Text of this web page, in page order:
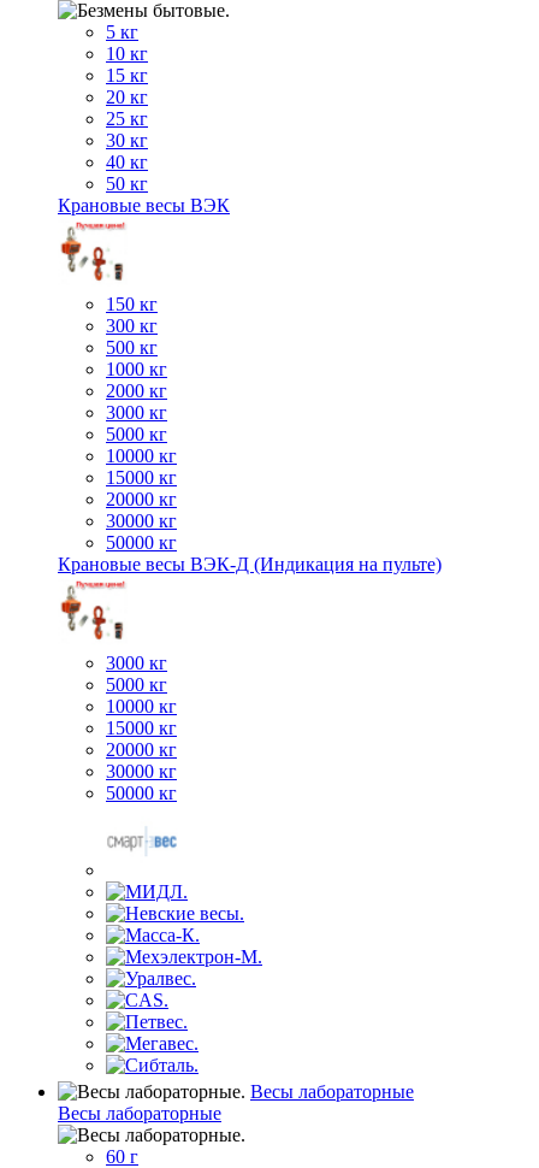
5 кг
10 кг
15 кг
20 кг
25 кг
30 кг
40 кг
50 кг
Крановые весы ВЭК
150 кг
300 кг
500 кг
1000 кг
2000 кг
3000 кг
5000 кг
10000 кг
15000 кг
20000 кг
30000 кг
50000 кг
Крановые весы ВЭК-Д (Индикация на пульте)
3000 кг
5000 кг
10000 кг
15000 кг
20000 кг
30000 кг
50000 кг
Весы лабораторные
Весы лабораторные
60 г